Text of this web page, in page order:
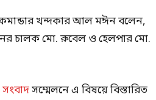
কমান্ডার খন্দকার আল মঈন বলেন,
চালক মো. রুবেল ও হেলপার মো.
সংবাদসম্মেলনে এ বিষয়ে বিস্তারিত